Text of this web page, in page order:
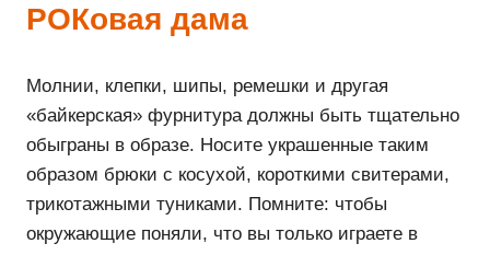
РОКовая дама
Молнии, клепки, шипы, ремешки и другая
«байкерская» фурнитура должны быть тщательно
обыграны в образе. Носите украшенные таким
образом брюки с косухой, короткими свитерами,
трикотажными туниками. Помните: чтобы
окружающие поняли, что вы только играете в